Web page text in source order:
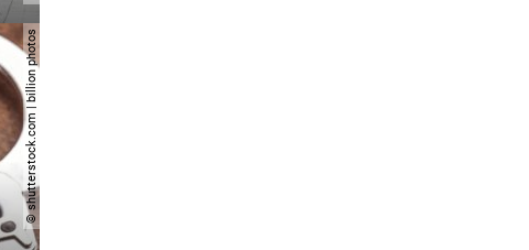
© shutterstock.com | billion photos